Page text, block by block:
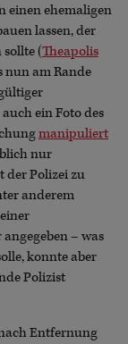
einen ehemaligen
lassen, der
(Theapolis
nun am Rande
ein Foto des
manipuliert
nur
der Polizei zu
anderem
– was
konnte aber
Polizist
Entfernung